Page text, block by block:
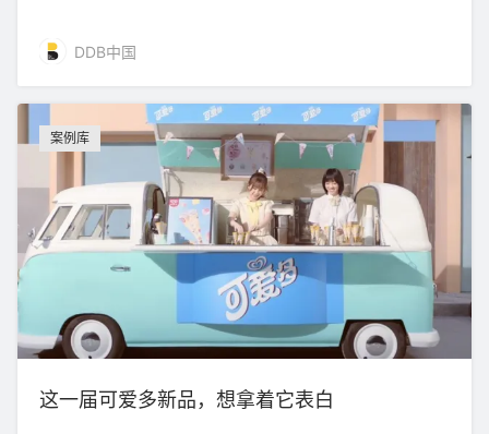
DDB中国
案例库
这一届可爱多新品，想拿着它表白